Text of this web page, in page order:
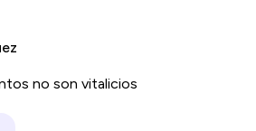
no son vitalicios